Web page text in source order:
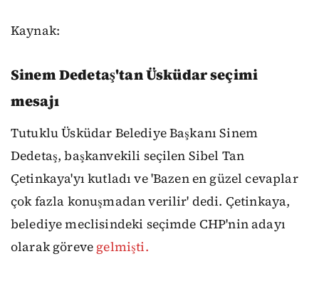
Kaynak:
Sinem Dedetaş'tan Üsküdar seçimi
mesajı
Tutuklu Üsküdar Belediye Başkanı Sinem
Dedetaş, başkanvekili seçilen Sibel Tan
Çetinkaya'yı kutladı ve 'Bazen en güzel cevaplar
çok fazla konuşmadan verilir' dedi. Çetinkaya,
belediye meclisindeki seçimde CHP'nin adayı
olarak göreve gelmişti.